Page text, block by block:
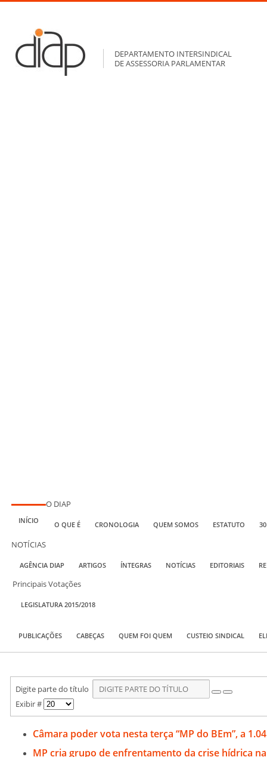
DEPARTAMENTO INTERSINDICAL
DE ASSESSORIA PARLAMENTAR
INÍCIO
O DIAP
O QUE É CRONOLOGIA QUEM SOMOS ESTATUTO
NOTÍCIAS
AGÊNCIA DIAP ARTIGOS ÍNTEGRAS NOTÍCIAS EDITORIAIS
Principais Votações
LEGISLATURA 2015/2018
PUBLICAÇÕES CABEÇAS QUEM FOI QUEM CUSTEIO SINDICAL
Digite parte do título
Exibir #
Câmara poder vota nesta terça “MP do BEm”, a
MP cria grupo de enfrentamento da crise hídrica